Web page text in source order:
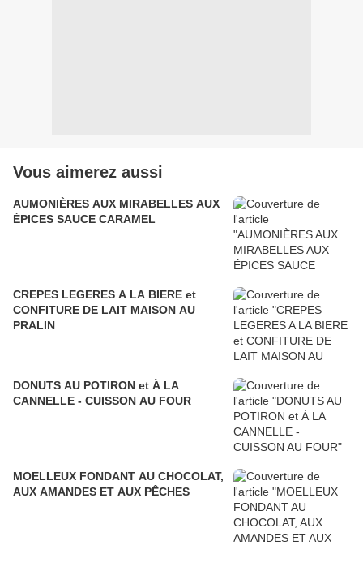
Vous aimerez aussi
AUMONIÈRES AUX MIRABELLES AUX
ÉPICES SAUCE CARAMEL
CREPES LEGERES A LA BIERE et
CONFITURE DE LAIT MAISON AU
PRALIN
DONUTS AU POTIRON et À LA
CANNELLE - CUISSON AU FOUR
MOELLEUX FONDANT AU CHOCOLAT,
AUX AMANDES ET AUX PÊCHES